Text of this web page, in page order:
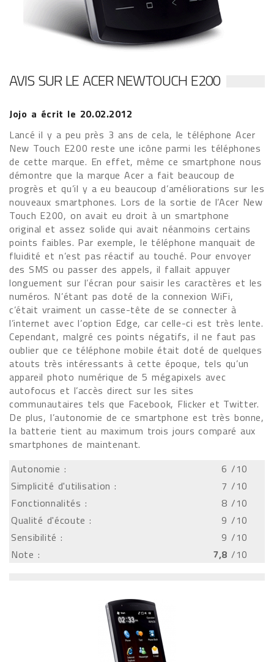
AVIS SUR LE ACER NEWTOUCH E200
Jojo a écrit le 20.02.2012
Lancé il y a peu près 3 ans de cela, le téléphone Acer
New Touch E200 reste une icône parmi les téléphones
de cette marque. En effet, même ce smartphone nous
démontre que la marque Acer a fait beaucoup de
progrès et qu’il y a eu beaucoup d’améliorations sur les
nouveaux smartphones. Lors de la sortie de l’Acer New
Touch E200, on avait eu droit à un smartphone
original et assez solide qui avait néanmoins certains
points faibles. Par exemple, le téléphone manquait de
fluidité et n’est pas réactif au touché. Pour envoyer
des SMS ou passer des appels, il fallait appuyer
longuement sur l’écran pour saisir les caractères et les
numéros. N’étant pas doté de la connexion WiFi,
c’était vraiment un casse-tête de se connecter à
l’internet avec l’option Edge, car celle-ci est très lente.
Cependant, malgré ces points négatifs, il ne faut pas
oublier que ce téléphone mobile était doté de quelques
atouts très intéressants à cette époque, tels qu’un
appareil photo numérique de 5 mégapixels avec
autofocus et l’accès direct sur les sites
communautaires tels que Facebook, Flicker et Twitter.
De plus, l’autonomie de ce smartphone est très bonne,
la batterie tient au maximum trois jours comparé aux
smartphones de maintenant.
Autonomie :
6 /10
Simplicité d'utilisation :
7 /10
Fonctionnalités :
8 /10
Qualité d'écoute :
9 /10
Sensibilité :
9 /10
Note :
7,8 /10